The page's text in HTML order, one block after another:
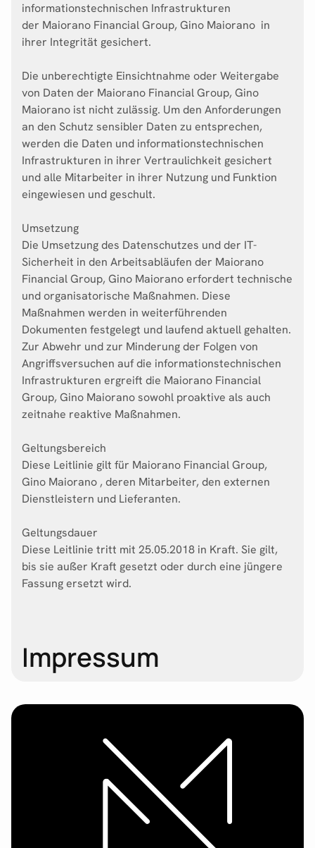
Impressum
informationstechnischen Infrastrukturen
der Maiorano Financial Group, Gino Maiorano in
ihrer Integrität gesichert.
Die unberechtigte Einsichtnahme oder Weitergabe
von Daten der Maiorano Financial Group, Gino
Maiorano ist nicht zulässig. Um den Anforderungen
an den Schutz sensibler Daten zu entsprechen,
werden die Daten und informationstechnischen
Infrastrukturen in ihrer Vertraulichkeit gesichert
und alle Mitarbeiter in ihrer Nutzung und Funktion
eingewiesen und geschult.
Umsetzung
Die Umsetzung des Datenschutzes und der IT-
Sicherheit in den Arbeitsabläufen der Maiorano
Financial Group, Gino Maiorano erfordert technische
und organisatorische Maßnahmen. Diese
Maßnahmen werden in weiterführenden
Dokumenten festgelegt und laufend aktuell gehalten.
Zur Abwehr und zur Minderung der Folgen von
Angriffsversuchen auf die informationstechnischen
Infrastrukturen ergreift die Maiorano Financial
Group, Gino Maiorano sowohl proaktive als auch
zeitnahe reaktive Maßnahmen.
Geltungsbereich
Diese Leitlinie gilt für Maiorano Financial Group,
Gino Maiorano , deren Mitarbeiter, den externen
Dienstleistern und Lieferanten.
Geltungsdauer
Diese Leitlinie tritt mit 25.05.2018 in Kraft. Sie gilt,
bis sie außer Kraft gesetzt oder durch eine jüngere
Fassung ersetzt wird.